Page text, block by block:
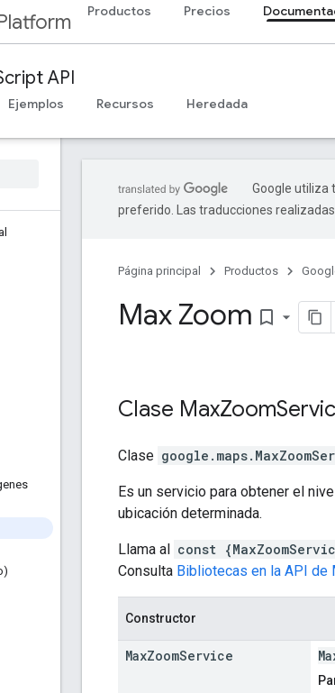
Productos Precios
API
Ejemplos Recursos Heredada
Google utiliza
preferido. Las traducciones
Página principal Productos
Max Zoom bookmark_border
Clase MaxZoom
Clase google.maps.
Es un servicio para obtener el
ubicación determinada.
Llama al const
Consulta Bibliotecas en la API de
Constructor
MaxZoomService